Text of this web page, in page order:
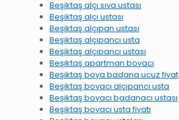
Beşiktaş alçı sıva ustası
Beşiktaş alçı ustası
Beşiktaş alçıpan ustası
Beşiktaş alçıpancı usta
Beşiktaş alçıpancı ustası
Beşiktaş apartman boyacı
Beşiktaş boya badana ucuz fiyat
Beşiktaş boyacı alçıpancı usta
Beşiktaş boyacı badanacı ustası
Beşiktaş boyacı usta fiyatı